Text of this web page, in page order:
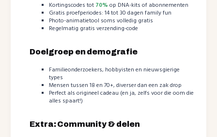
Kortingscodes tot 70% op DNA-kits of abonnementen
Gratis proefperiodes: 14 tot 30 dagen family fun
Photo-animatietool soms volledig gratis
Regelmatig gratis verzending-code
Doelgroep en demografie
Familieonderzoekers, hobbyisten en nieuwsgierige
types
Mensen tussen 18 en 70+, diverser dan een zak drop
Perfect als origineel cadeau (en ja, zelfs voor die oom die
alles spaart!)
Extra: Community & delen